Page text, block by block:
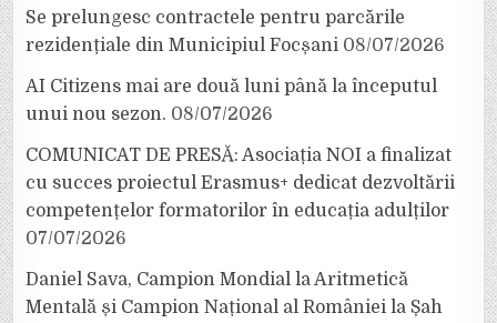
Se prelungesc contractele pentru parcările
rezidențiale din Municipiul Focșani 08/07/2026
AI Citizens mai are două luni până la începutul
unui nou sezon. 08/07/2026
COMUNICAT DE PRESĂ: Asociația NOI a finalizat
cu succes proiectul Erasmus+ dedicat dezvoltării
competențelor formatorilor în educația adulților
07/07/2026
Daniel Sava, Campion Mondial la Aritmetică
Mentală și Campion Național al României la Șah